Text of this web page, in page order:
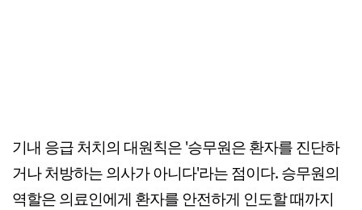
기내 응급 처치의 대원칙은 '승무원은 환자를 진단하
거나 처방하는 의사가 아니다'라는 점이다. 승무원의
역할은 의료인에게 환자를 안전하게 인도할 때까지